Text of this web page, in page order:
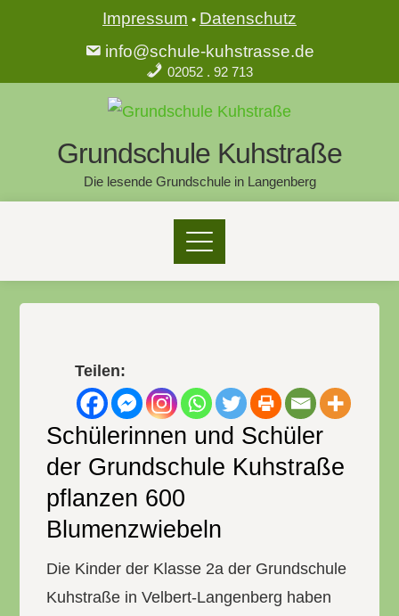
Impressum • Datenschutz
info@schule-kuhstrasse.de
02052 . 92 713
Grundschule Kuhstraße
Die lesende Grundschule in Langenberg
Teilen:
Schülerinnen und Schüler
der Grundschule Kuhstraße
pflanzen 600
Blumenzwiebeln
Die Kinder der Klasse 2a der Grundschule
Kuhstraße in Velbert-Langenberg haben